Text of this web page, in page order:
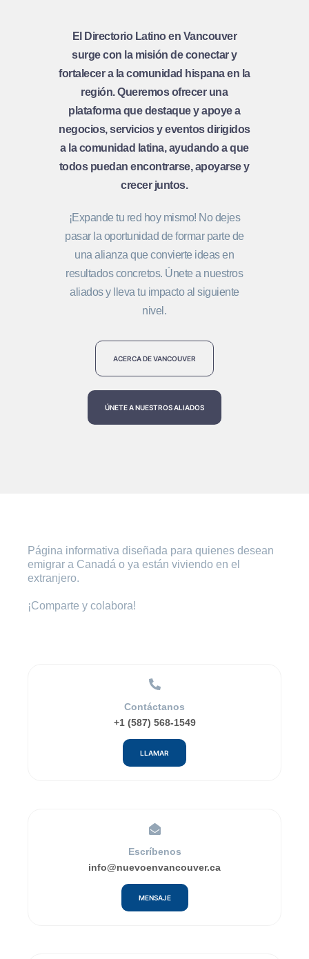
El Directorio Latino en Vancouver
surge con la misión de conectar y
fortalecer a la comunidad hispana en la
región. Queremos ofrecer una
plataforma que destaque y apoye a
negocios, servicios y eventos dirigidos
a la comunidad latina, ayudando a que
todos puedan encontrarse, apoyarse y
crecer juntos.
¡Expande tu red hoy mismo! No dejes
pasar la oportunidad de formar parte de
una alianza que convierte ideas en
resultados concretos. Únete a nuestros
aliados y lleva tu impacto al siguiente
nivel.
ACERCA DE VANCOUVER
ÚNETE A NUESTROS ALIADOS
Página informativa diseñada para quienes desean
emigrar a Canadá o ya están viviendo en el
extranjero.
¡Comparte y colabora!
Contáctanos
+1 (587) 568-1549
LLAMAR
Escríbenos
info@nuevoenvancouver.ca
MENSAJE